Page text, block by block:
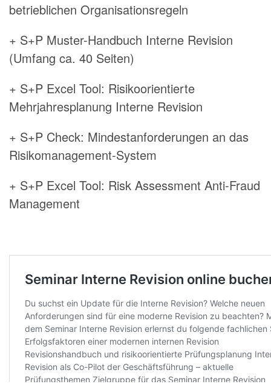
betrieblichen Organisationsregeln
+ S+P Muster-Handbuch Interne Revision
(Umfang ca. 40 Seiten)
+ S+P Excel Tool: Risikoorientierte
Mehrjahresplanung Interne Revision
+ S+P Check: Mindestanforderungen an das
Risikomanagement-System
+ S+P Excel Tool: Risk Assessment Anti-Fraud
Management